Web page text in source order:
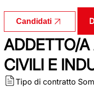
Candidati
ADDETTO/A
CIVILI E
Tipo di contratto